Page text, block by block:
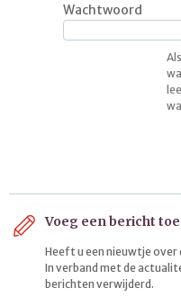
Wachtwoord
Voeg een bericht toe
Heeft u een nieuwtje over
In verband met de
berichten verwijderd.